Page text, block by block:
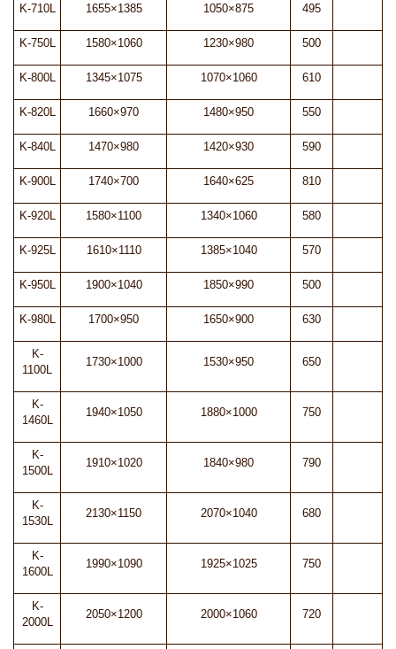
K-710L 1655×1385 1050×875 495
K-750L 1580×1060 1230×980 500
K-800L 1345×1075 1070×1060 610
K-820L 1660×970 1480×950 550
K-840L 1470×980 1420×930 590
K-900L 1740×700 1640×625 810
K-920L 1580×1100 1340×1060 580
K-925L 1610×1110 1385×1040 570
K-950L 1900×1040 1850×990 500
K-980L 1700×950 1650×900 630
K-
1100L
1730×1000 1530×950 650
K-
1460L
1940×1050 1880×1000 750
K-
1500L
1910×1020 1840×980 790
K-
1530L
2130×1150 2070×1040 680
K-
1600L
1990×1090 1925×1025 750
K-
2000L
2050×1200 2000×1060 720